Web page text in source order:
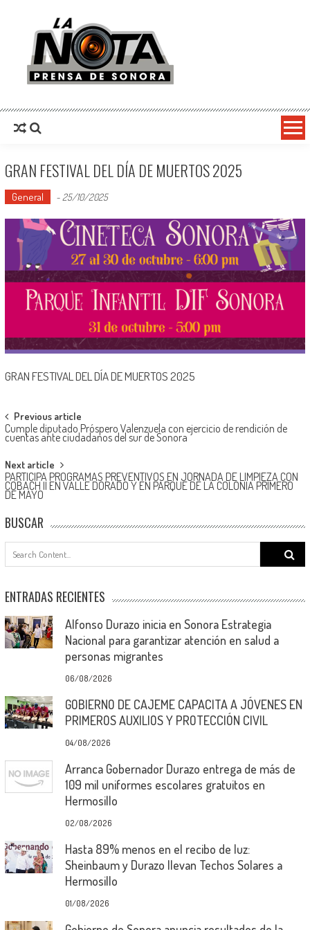
La Nota Prensa De Sonora
GRAN FESTIVAL DEL DÍA DE MUERTOS 2025
General - 25/10/2025
GRAN FESTIVAL DEL DÍA DE MUERTOS 2025
Post
navigation
Previous article
Cumple diputado Próspero Valenzuela con ejercicio de rendición de
cuentas ante ciudadanos del sur de Sonora
Next article
PARTICIPA PROGRAMAS PREVENTIVOS EN JORNADA DE LIMPIEZA CON
COBACH II EN VALLE DORADO Y EN PARQUE DE LA COLONIA PRIMERO
DE MAYO
BUSCAR
Search
for:
ENTRADAS RECIENTES
Alfonso Durazo inicia en Sonora Estrategia
Nacional para garantizar atención en salud a
personas migrantes
06/08/2026
GOBIERNO DE CAJEME CAPACITA A JÓVENES EN
PRIMEROS AUXILIOS Y PROTECCIÓN CIVIL
04/08/2026
Arranca Gobernador Durazo entrega de más de
109 mil uniformes escolares gratuitos en
Hermosillo
02/08/2026
Hasta 89% menos en el recibo de luz:
Sheinbaum y Durazo llevan Techos Solares a
Hermosillo
01/08/2026